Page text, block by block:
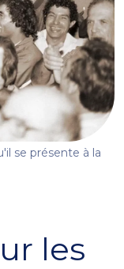
se présente à la
les